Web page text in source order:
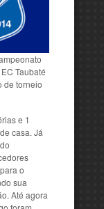
Taubaté
de torneio
e 1
casa. Já
o
sua
Até agora